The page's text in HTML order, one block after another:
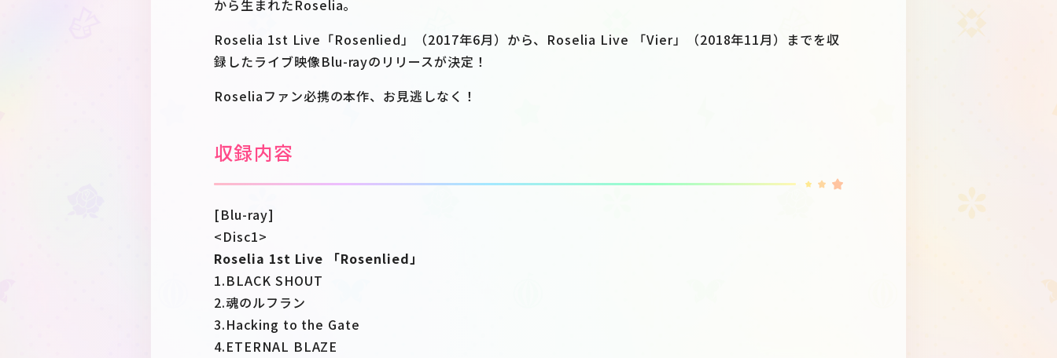
から生まれたRoselia。
Roselia 1st Live「Rosenlied」（2017年6月）から、Roselia Live 「Vier」（2018年11月）までを収
録したライブ映像Blu-rayのリリースが決定！
Roseliaファン必携の本作、お見逃しなく！
収録内容
[Blu-ray]
<Disc1>
Roselia 1st Live 「Rosenlied」
1.BLACK SHOUT
2.魂のルフラン
3.Hacking to the Gate
4.ETERNAL BLAZE